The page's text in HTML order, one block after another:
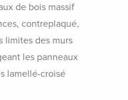
de bois massif
contreplaqué,
limites des murs
les panneaux
lamellé-croisé